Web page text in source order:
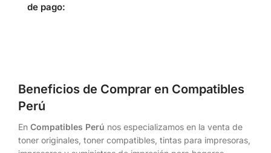
de pago:
Beneficios de Comprar en Compatibles
Perú
En Compatibles Perú nos especializamos en la venta de
toner originales, toner compatibles, tintas para impresoras,